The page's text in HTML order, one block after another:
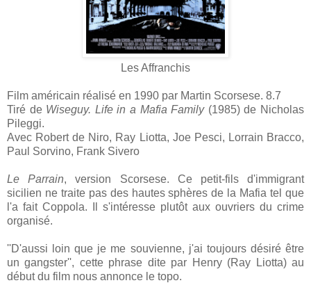
Les Affranchis
Film américain réalisé en 1990 par Martin Scorsese. 8.7
Tiré de Wiseguy. Life in a Mafia Family (1985) de Nicholas
Pileggi.
Avec Robert de Niro, Ray Liotta, Joe Pesci, Lorrain Bracco,
Paul Sorvino, Frank Sivero
Le Parrain, version Scorsese. Ce petit-fils d'immigrant
sicilien ne traite pas des hautes sphères de la Mafia tel que
l'a fait Coppola. Il s'intéresse plutôt aux ouvriers du crime
organisé.
''D'aussi loin que je me souvienne, j'ai toujours désiré être
un gangster'', cette phrase dite par Henry (Ray Liotta) au
début du film nous annonce le topo.